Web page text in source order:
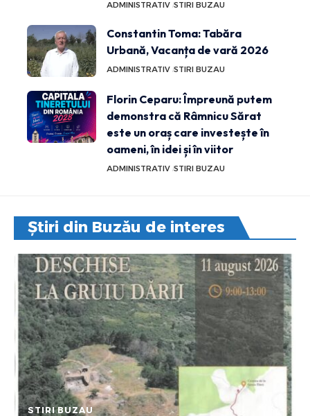
ADMINISTRATIV STIRI BUZAU
Constantin Toma: Tabăra
Urbană, Vacanța de vară 2026
ADMINISTRATIV STIRI BUZAU
Florin Ceparu: Împreună putem
demonstra că Râmnicu Sărat
este un oraș care investește în
oameni, în idei și în viitor
ADMINISTRATIV STIRI BUZAU
Știri din Buzău de interes
STIRI BUZAU